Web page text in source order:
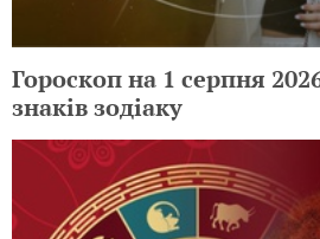
Гороскоп на 1 серпня
знаків зодіаку